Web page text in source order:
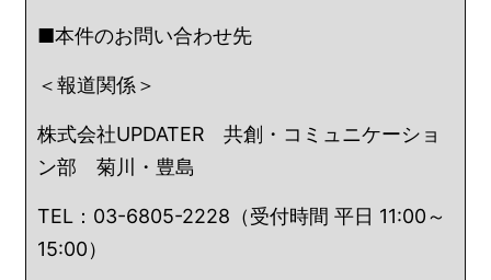
■本件のお問い合わせ先
＜報道関係＞
株式会社UPDATER 共創・コミュニケーショ
ン部 菊川・豊島
TEL：03-6805-2228（受付時間 平日 11:00～
15:00）